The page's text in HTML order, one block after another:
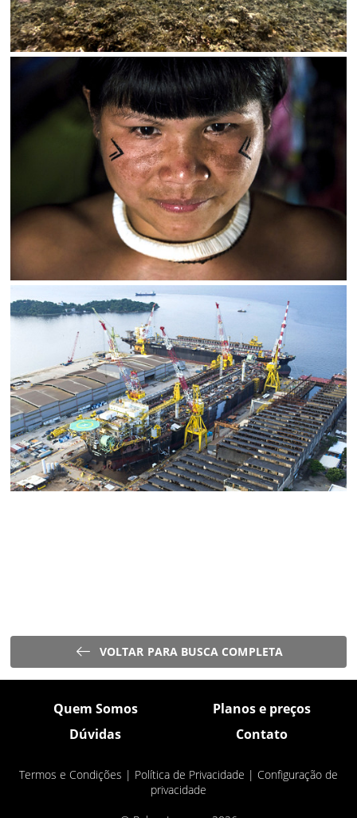
VOLTAR PARA BUSCA COMPLETA
Quem Somos
Planos e preços
Dúvidas
Contato
Termos e Condições | Política de Privacidade | Configuração de
privacidade